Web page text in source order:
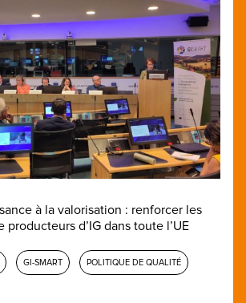
à la valorisation : renforcer les
d’IG dans toute l’UE
GI-SMART POLITIQUE DE QUALITÉ